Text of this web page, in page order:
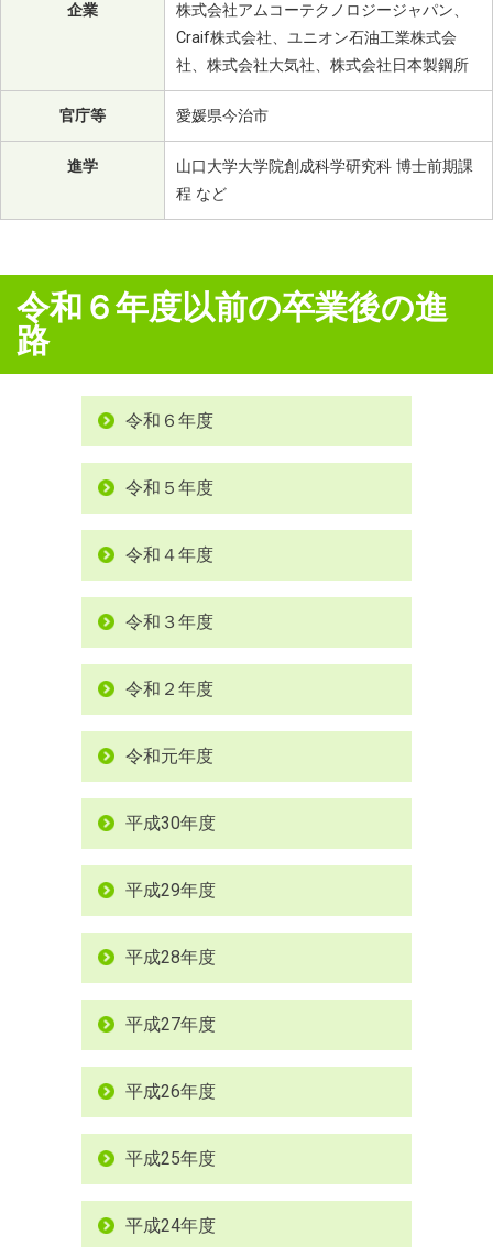
企業
株式会社アムコーテクノロジージャパン、
Craif株式会社、ユニオン石油工業株式会
社、株式会社大気社、株式会社日本製鋼所
官庁等 愛媛県今治市
進学
山口大学大学院創成科学研究科 博士前期課
程 など
令和６年度以前の卒業後の進
路
令和６年度
令和５年度
令和４年度
令和３年度
令和２年度
令和元年度
平成30年度
平成29年度
平成28年度
平成27年度
平成26年度
平成25年度
平成24年度